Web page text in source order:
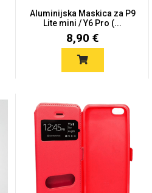
Aluminijska Maskica za P9
Lite mini / Y6 Pro (...
8,90 €
I Need Some Space
Cirkus